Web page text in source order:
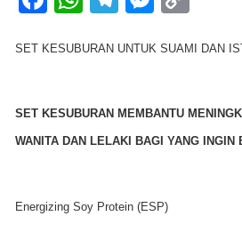
c
b
o
k
at
A
p
e
a
m
ss
n
g
p
Li
n
SET KESUBURAN UNTUK SUAMI DAN
SET KESUBURAN MEMBANTU
WANITA DAN LELAKI BAGI YANG INGIN
Energizing Soy Protein (ESP)